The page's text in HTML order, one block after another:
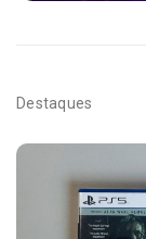
Destaques